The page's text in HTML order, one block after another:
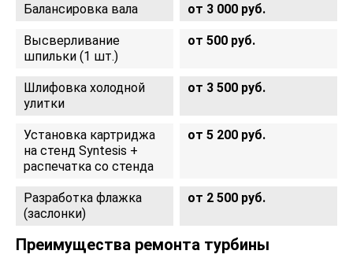
Балансировка вала от 3 000 руб.
Высверливание
шпильки (1 шт.)
от 500 руб.
Шлифовка холодной
улитки
от 3 500 руб.
Установка картриджа
на стенд Syntesis +
распечатка со стенда
от 5 200 руб.
Разработка флажка
(заслонки)
от 2 500 руб.
Преимущества ремонта турбины